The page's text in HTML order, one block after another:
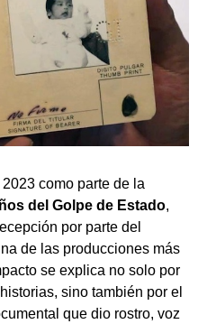
como parte de la
del Golpe de Estado,
por parte del
de las producciones más
se explica no solo por
sino también por el
que dio rostro, voz